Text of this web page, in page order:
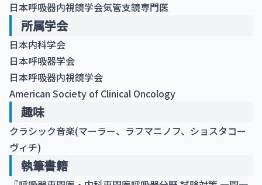
日本呼吸器内視鏡学会気管支鏡専門医
所属学会
日本内科学会
日本呼吸器学会
日本呼吸器内視鏡学会
American Society of Clinical Oncology
趣味
クラシック音楽(マーラー、ラフマニノフ、ショスタコー
ヴィチ)
執筆書籍